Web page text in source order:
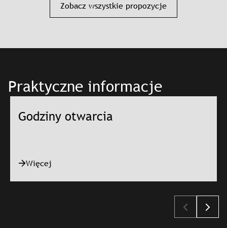
Zobacz wszystkie propozycje
Praktyczne informacje
Godziny otwarcia
Więcej